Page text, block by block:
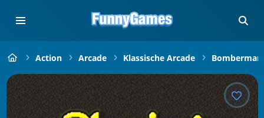
Action Arcade Klassische Arcade Bomberman